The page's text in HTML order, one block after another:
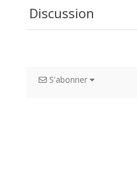
Discussion
S'abonner